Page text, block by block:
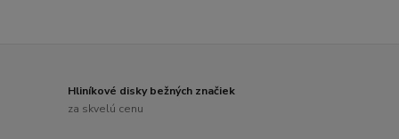
Hliníkové disky bežných značiek
za skvelú cenu